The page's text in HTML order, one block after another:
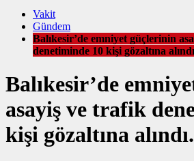
Vakit
Gündem
Balıkesir’de emniyet güçlerinin
denetiminde 10 kişi gözaltına
Balıkesir’de
asayiş ve trafik
kişi gözaltına alındı.